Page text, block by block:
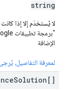
string
لا يُستخدَم إلا إذا كانت
الإضافة
لمعرفة التفاصيل،
Solution[]